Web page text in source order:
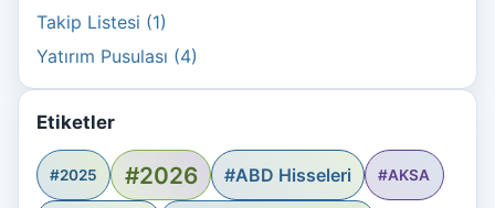
Takip Listesi (1)
Yatırım Pusulası (4)
Etiketler
#2025 #2026 #ABD Hisseleri #AKSA